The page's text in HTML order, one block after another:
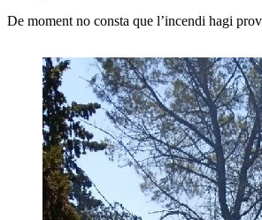
De moment no consta que l’incendi hagi